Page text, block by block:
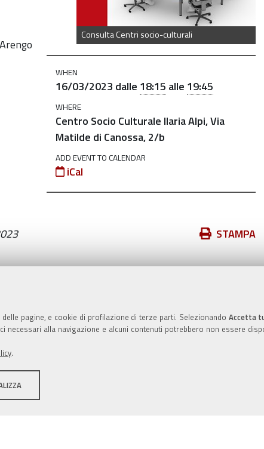
pagine, e cookie di profilazione di terze parti. Selezionando Accetta
alla navigazione e alcuni contenuti potrebbero non essere
.
Consulta Centri socio-culturali
WHEN
16/03/2023 dalle 18:15 alle 19:45
WHERE
Centro Socio Culturale Ilaria Alpi, Via
Matilde di Canossa, 2/b
ADD EVENT TO CALENDAR
iCal
Azioni
documento
STAMPA